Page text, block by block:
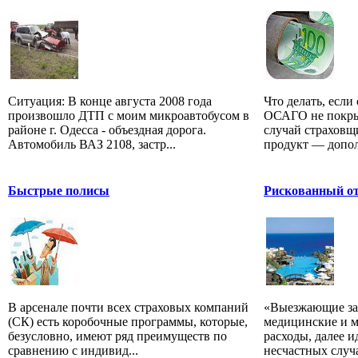
Ситуация: В конце августа 2008 года
произвошло ДТП с моим микроавтобусом в
районе г. Одесса - объездная дорога.
Автомобиль ВАЗ 2108, застр...
Что делать, если
ОСАГО не
случай
продукт —
Быстрые полисы
В арсенале почти всех страховых компаний
(СК) есть коробочные программы, которые,
безусловно, имеют ряд преимуществ по
сравнению с индивид...
Рискованный
«Выезжающие за
медицинские и
расходы, далее
несчастных